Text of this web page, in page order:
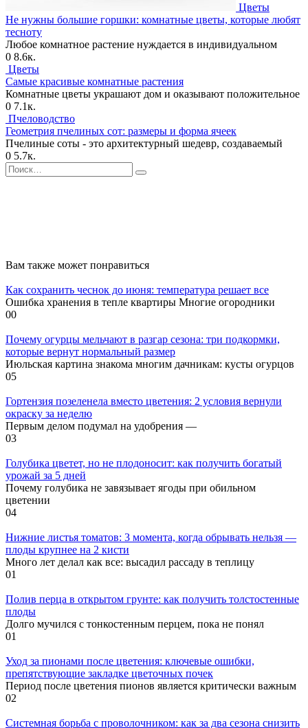
Цветы
Не нужны большие горшки: комнатные цветы, которые любят
тесноту
Любое комнатное растение нуждается в индивидуальном
0 8.6к.
Цветы
Самые красивые комнатные растения
Комнатные цветы украшают дом и оказывают положительное
0 7.1к.
Пчеловодство
Геометрия пчелиных сот: размеры и форма ячеек
Пчелиные соты - это архитектурный шедевр, создаваемый
0 5.7к.
Search
for:
Вам также может понравиться
Как сохранить чеснок до июня: температура решает все
Ошибка хранения в тепле квартиры Многие огородники
00
Почему огурцы мельчают в разгар сезона: три подкормки,
которые вернут нормальный размер
Июльская картина знакома многим дачникам: кусты огурцов
05
Гортензия позеленела вместо цветения: 2 условия вернули
окраску за неделю
Первым делом подумал на удобрения —
03
Голубика цветет, но не плодоносит: как получить богатый
урожай за 5 дней
Почему голубика не завязывает ягоды при обильном
цветении
04
Нижние листья томатов: 3 момента, когда обрывать нельзя —
плоды крупнее на 2 кисти
Много лет делал как все: высадил рассаду в теплицу
01
Полив перца в открытом грунте: как получить толстостенные
плоды
Долго мучился с тонкостенным перцем, пока не понял
01
Уход за пионами после цветения: ключевые ошибки,
препятствующие закладке цветочных почек
Период после цветения пионов является критически важным
02
Системная борьба с проволочником: как за два сезона снизить